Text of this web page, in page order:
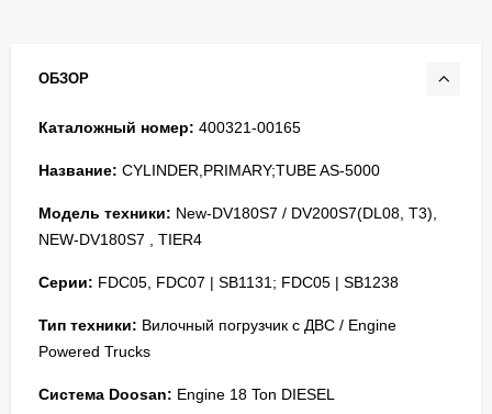
ОБЗОР
Каталожный номер: 400321-00165
Название: CYLINDER,PRIMARY;TUBE AS-5000
Модель техники: New-DV180S7 / DV200S7(DL08, T3),
NEW-DV180S7 , TIER4
Серии: FDC05, FDC07 | SB1131; FDC05 | SB1238
Тип техники: Вилочный погрузчик с ДВС / Engine
Powered Trucks
Система Doosan: Engine 18 Ton DIESEL